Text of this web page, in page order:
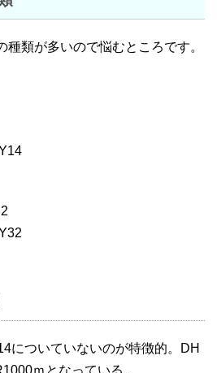
類が多いので悩むところです。
についていないのが特徴的。DH
ｍとなっている。